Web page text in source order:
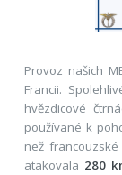
Provoz našich
Francii.
hvězdicové
používané k
než
atakovala 280